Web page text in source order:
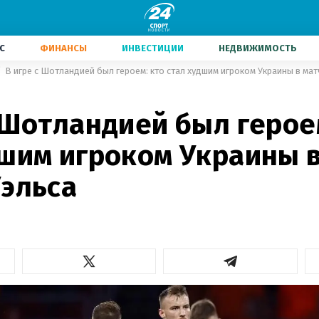
ФИНАНСЫ ИНВЕСТИЦИИ НЕДВИЖИМОСТЬ
В игре с Шотландией был героем: кто стал худшим игроком Украины в
был
игроком Украины